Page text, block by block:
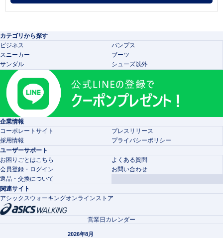
カテゴリから探す
ビジネス
パンプス
スニーカー
ブーツ
サンダル
シューズ以外
企業情報
コーポレートサイト
プレスリリース
採用情報
プライバシーポリシー
ユーザーサポート
お困りごとはこちら
よくある質問
会員登録・ログイン
お問い合わせ
返品・交換について
関連サイト
アシックスウォーキングオンラインストア
営業日カレンダー
2026年8月